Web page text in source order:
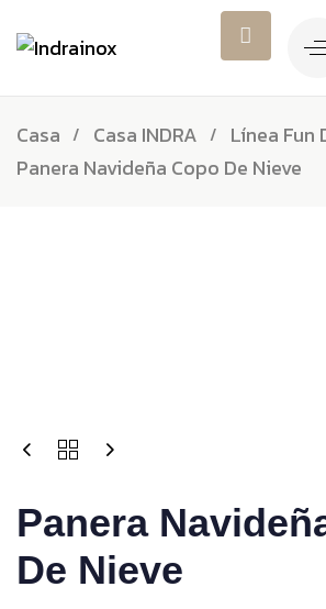
Casa Casa INDRA
Línea Fun
Panera Navideña Copo De Nieve
Panera
De Nieve